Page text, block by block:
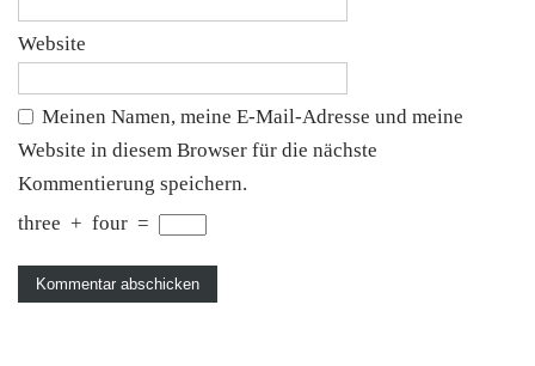
Website
Meinen Namen, meine E-Mail-Adresse und meine
Website in diesem Browser für die nächste
Kommentierung speichern.
three + four =